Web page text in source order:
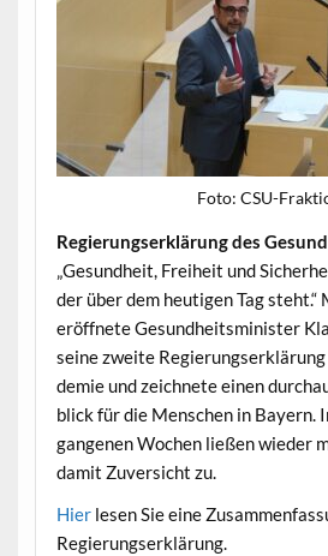
Foto: CSU-
Regierungserk­lärung des
„Gesund­heit, Frei­heit und
der über dem heuti­gen Tag
eröffnete Gesund­heitsmin­is­ter
seine zweite
demie und zeich­nete einen
blick für die Men­schen in
gan­genen Wochen ließen wieder
damit Zuver­sicht zu.
Hierlesen Sie eine
Regierungserklärung.